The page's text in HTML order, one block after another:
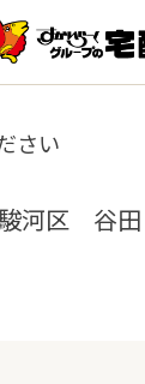
さい
河区 谷田